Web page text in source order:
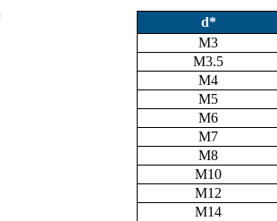
d*
М3
М3.5
M4
M5
М6
M7
М8
M10
М12
M14